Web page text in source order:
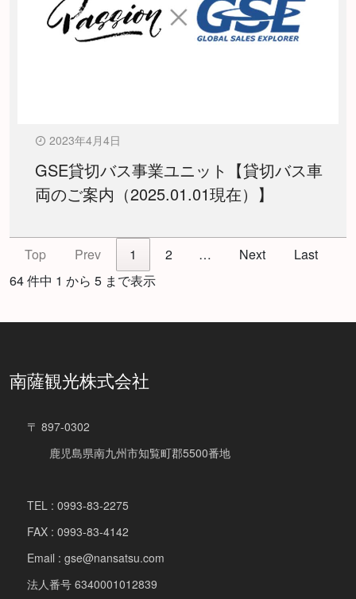
2023年4月4日
GSE貸切バス事業ユニット【貸切バス車
両のご案内（2025.01.01現在）】
Top Prev 1 2 … Next
Last
64 件中 1 から 5 まで表示
南薩観光株式会社
〒 897-0302
鹿児島県南九州市知覧町郡5500番地
TEL : 0993-83-2275
FAX : 0993-83-4142
Email : gse@nansatsu.com
法人番号 6340001012839